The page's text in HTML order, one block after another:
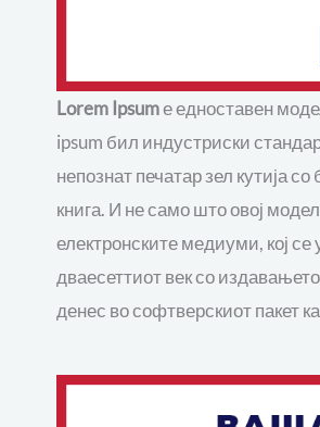
Lorem Ipsumе едноставен
ipsum бил индустриски
непознат печатар зел кутија
книга. И не само што овој
електронските медиуми, кој
дваесеттиот век со
денес во софтверскиот пакет